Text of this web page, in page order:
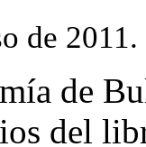
de 2011.
de
del